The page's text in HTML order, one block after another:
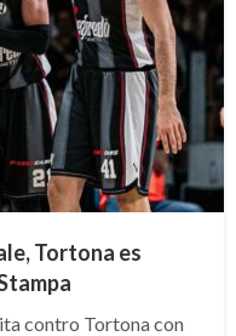
Tortona es
contro Tortona con